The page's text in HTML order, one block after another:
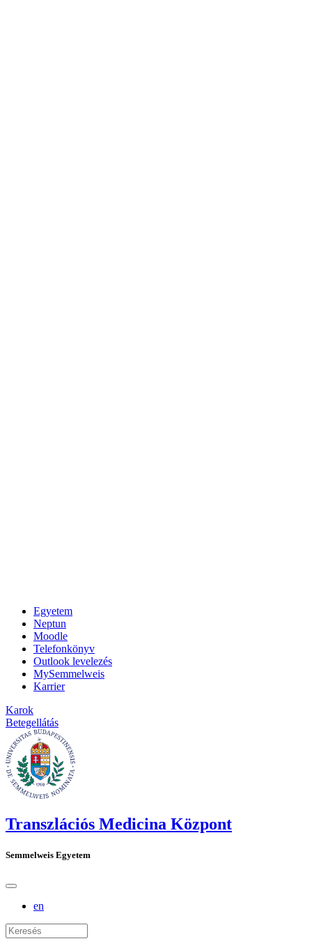
Egyetem
Neptun
Moodle
Telefonkönyv
Outlook levelezés
MySemmelweis
Karrier
Karok
Betegellátás
Transzlációs Medicina Központ
Semmelweis Egyetem
en